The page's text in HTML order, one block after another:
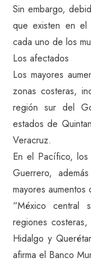
Sin embargo,
que existen en
cada uno de los
Los afectados
Los mayores
zonas costeras,
región sur del
estados de
Veracruz.
En el Pacífico,
Guerrero,
mayores aumentos
“México central
regiones
Hidalgo y
afirma el Banco